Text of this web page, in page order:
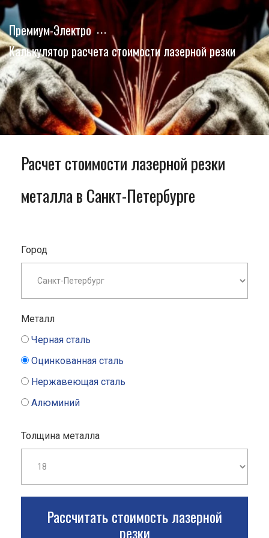
Премиум-Электро
Калькулятор расчета стоимости лазерной резки
Расчет стоимости лазерной резки
металла в Санкт-Петербурге
Город
Металл
Черная сталь
Оцинкованная сталь
Нержавеющая сталь
Алюминий
Толщина металла
Рассчитать стоимость лазерной
резки